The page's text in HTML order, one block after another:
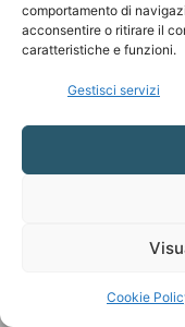
comportamento di
acconsentire o ritirare il
caratteristiche e funzioni.
Gestisci servizi
Cookie